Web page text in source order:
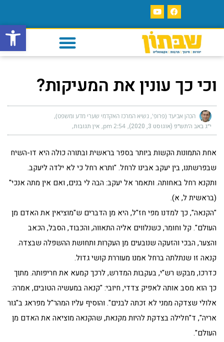
פתח
וכי כך עונין את המעיקות?
הכהן אביעד (פרופ', נשיא המרכז האקדמי שערי מדע ומשפט)
י״ג באב ה׳תש״פ (אוגוסט 3, 2020) 2:54 pm אין תגובות
אחת התמונות הקשות ביותר בספר בראשית ובתורה כולה היא דו-השיח
שבפרשתנו, בין יעקב אבינו לרחל. "ותרא רחל כי לא ילדה ליעקב.
ותקנא רחל באחותה. ותאמר אל יעקב: הבה לי בנים, ואם אין מתה אנכי"
(בראשית ל, א).
"הקנאה", כך למדנו מפי חז"ל, היא מן הדברים ש"מוציאין את האדם מן
העולם". קל וחומר, כשנלווים אליה התאווה, והכבוד, הסבל, הכאב
והצער, הבכי והזעקה שנובעים מן העקרות ותחושת ההשפלה שבצדה.
קנאה זו שנתלתה ברחל אמנו מעוררת קושי גדול.
כדרכו, מבקש רש"י, בעקבות המדרש, לרכך קמעא את חריפותה. מתוך
כך הוא מסב אותה לאפיק צדדי, חיובי: "קנאה במעשיה הטובים, אמרה:
אלולי שצדקה ממני לא זכתה לבנים". והוסיף עליו המהר"ל מפראג ב"גור
אריה", ד"חלילה בצדקת להיות מקנאת, שהקנאה מוציאה את האדם מן
העולם".